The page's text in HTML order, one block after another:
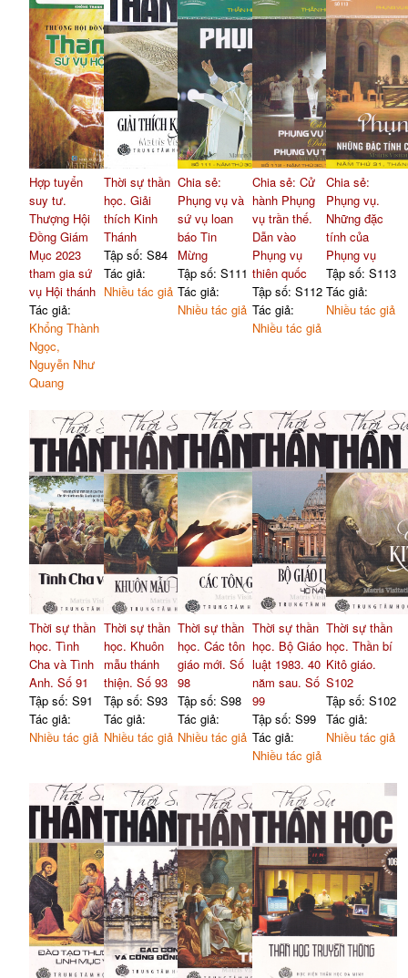
Hợp tuyển
suy tư.
Thượng Hội
Đồng Giám
Mục 2023
tham gia sứ
vụ Hội thánh
Tác giả:
Khổng Thành
Ngọc,
Nguyễn Như
Quang
Thời sự thần
học. Giải
thích Kinh
Thánh
Tập số: S84
Tác giả:
Nhiều tác giả
Chia sẻ:
Phụng vụ và
sứ vụ loan
báo Tin
Mừng
Tập số: S111
Tác giả:
Nhiều tác giả
Chia sẻ: Cử
hành Phụng
vụ trần thế.
Dẫn vào
Phụng vụ
thiên quốc
Tập số: S112
Tác giả:
Nhiều tác giả
Chia sẻ:
Phụng vụ.
Những đặc
tính của
Phụng vụ
Tập số: S113
Tác giả:
Nhiều tác giả
Thời sự thần
học. Tình
Cha và Tình
Anh. Số 91
Tập số: S91
Tác giả:
Nhiều tác giả
Thời sự thần
học. Khuôn
mẫu thánh
thiện. Số 93
Tập số: S93
Tác giả:
Nhiều tác giả
Thời sự thần
học. Các tôn
giáo mới. Số
98
Tập số: S98
Tác giả:
Nhiều tác giả
Thời sự thần
học. Bộ Giáo
luật 1983. 40
năm sau. Số
99
Tập số: S99
Tác giả:
Nhiều tác giả
Thời sự thần
học. Thần bí
Kitô giáo.
S102
Tập số: S102
Tác giả:
Nhiều tác giả